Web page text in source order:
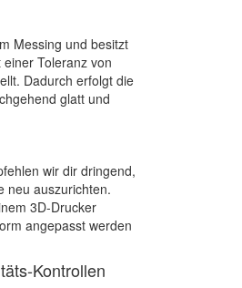
Messing und besitzt
Toleranz von
Dadurch erfolgt die
glatt und
wir dir dringend,
neu auszurichten.
3D-Drucker
angepasst werden
Kontrollen